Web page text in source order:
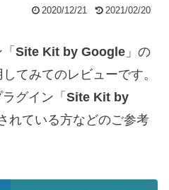
2020/12/21 2021/02/20
Site Kit by Google 」の
てみてのレビューです。
グイン「 Site Kit by
れている方などのご参考